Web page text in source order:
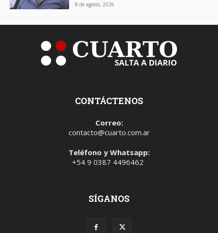
8 de agosto, 2026
CONTÁCTENOS
Correo:
contacto@cuarto.com.ar
Teléfono y Whatsapp:
+54 9 0387 4496462
SÍGANOS